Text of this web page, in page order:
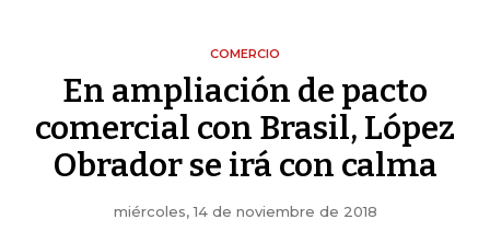
COMERCIO
En ampliación de pacto
comercial con Brasil, López
Obrador se irá con calma
miércoles, 14 de noviembre de 2018